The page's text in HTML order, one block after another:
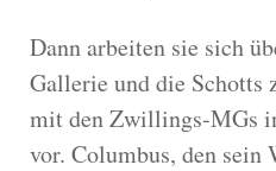
Dann arbeiten sie sich
Gallerie und die Schotts
mit den Zwillings-MGs
vor. Columbus, den sein